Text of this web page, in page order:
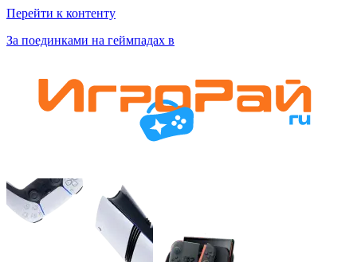
Перейти к контенту
За поединками на геймпадах в